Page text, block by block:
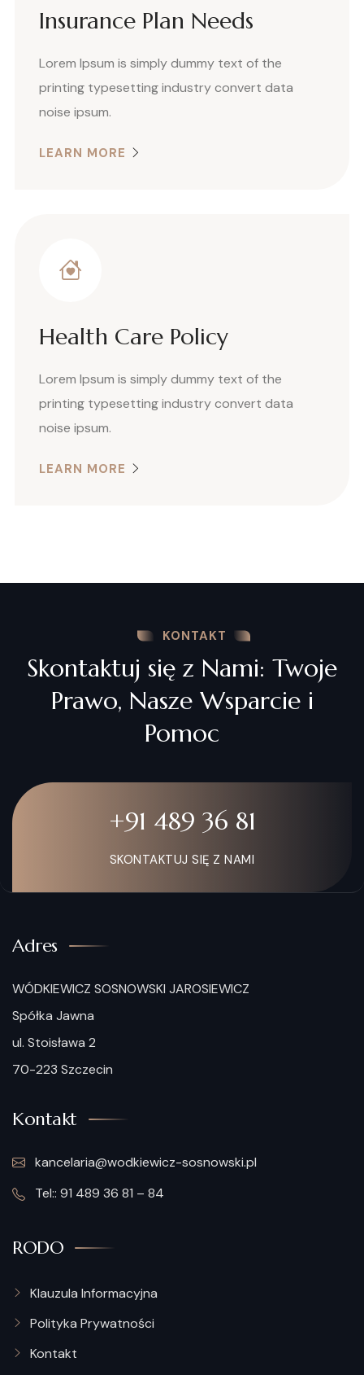
Insurance Plan Needs
Lorem Ipsum is simply dummy text of the
printing typesetting industry convert data
noise ipsum.
LEARN MORE
Health Care Policy
Lorem Ipsum is simply dummy text of the
printing typesetting industry convert data
noise ipsum.
LEARN MORE
KONTAKT
Skontaktuj się z Nami: Twoje
Prawo, Nasze Wsparcie i
Pomoc
+91 489 36 81
SKONTAKTUJ SIĘ Z NAMI
Adres
WÓDKIEWICZ SOSNOWSKI JAROSIEWICZ
Spółka Jawna
ul. Stoisława 2
70-223 Szczecin
Kontakt
kancelaria@wodkiewicz-sosnowski.pl
Tel:: 91 489 36 81 – 84
RODO
Klauzula Informacyjna
Polityka Prywatności
Kontakt